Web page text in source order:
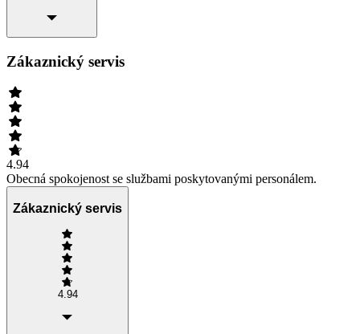
Zákaznický servis
4.94
Obecná spokojenost se službami poskytovanými personálem.
Zákaznický servis
4.94